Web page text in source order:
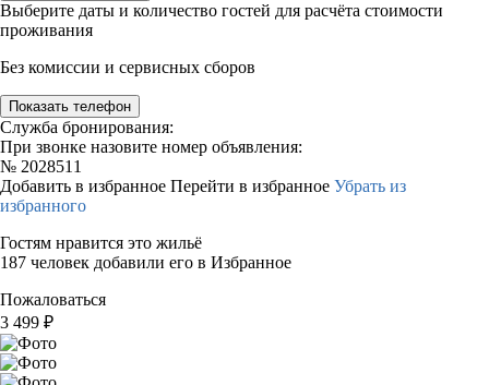
Выберите даты и количество гостей для расчёта стоимости
проживания
Без комиссии и сервисных сборов
Показать телефон
Служба бронирования:
При звонке назовите номер объявления:
№ 2028511
Добавить в избранное Перейти в избранное Убрать из
избранного
Гостям нравится это жильё
187 человек добавили его в Избранное
Пожаловаться
3 499 ₽